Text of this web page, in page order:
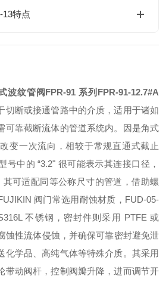
13特点
波纹管阀FPR-91 系列 FPR-91-12.7#A
切断或接通管路中的介质，适用于诸如
可靠截断流体的管道系统内。因是角式
变一次流向，相较于常规直通式截止
号中的 “3.2" 很可能表示其连接口径，
可适配同等公称尺寸的管道，借助螺
阀门常选用耐蚀材质，FUD-05-
不锈钢，密封件则采用 PTFE 或
蚀性流体侵蚀，并确保可靠密封避免泄
化学品、高纯气体等特殊介质。其采用
带动阀杆，控制阀瓣升降，进而调节开